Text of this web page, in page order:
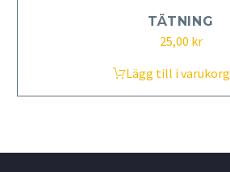
TÄTNING
25,00 kr
Lägg till i varukorg